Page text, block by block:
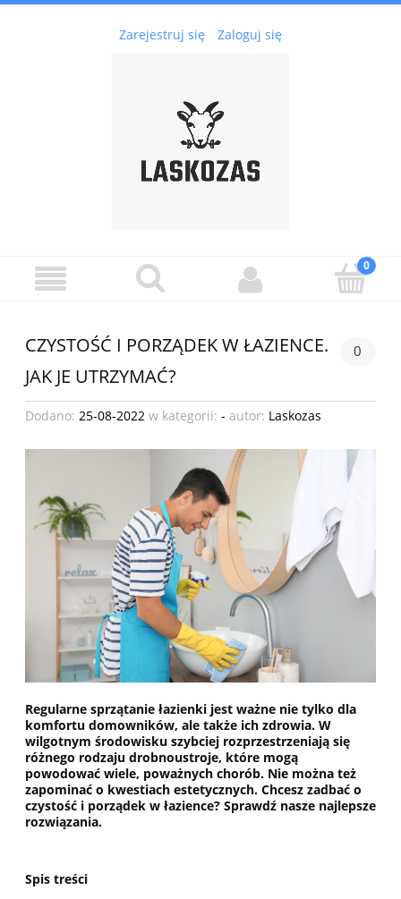
Zarejestruj się Zaloguj się
CZYSTOŚĆ I PORZĄDEK W ŁAZIENCE.
JAK JE UTRZYMAĆ?
0
Dodano: 25-08-2022 w kategorii: - autor: Laskozas
Regularne sprzątanie łazienki jest ważne nie tylko dla
komfortu domowników, ale także ich zdrowia. W
wilgotnym środowisku szybciej rozprzestrzeniają się
różnego rodzaju drobnoustroje, które mogą
powodować wiele, poważnych chorób. Nie można też
zapominać o kwestiach estetycznych. Chcesz zadbać o
czystość i porządek w łazience? Sprawdź nasze najlepsze
rozwiązania.
Spis treści